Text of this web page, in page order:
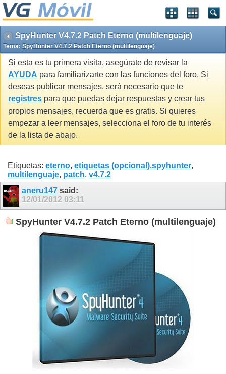
SpyHunter V4.7.2 Patch Eterno (multilenguaje)
Tema: SpyHunter V4.7.2 Patch Eterno (multilenguaje)
Si esta es tu primera visita, asegúrate de revisar la
AYUDA para familiarizarte con las funciones del foro. Si
deseas publicar mensajes, será necesario que te
registres para que puedas dejar respuestas y crear tus
propios mensajes, recuerda que es gratis. Si quieres
empezar a leer mensajes, selecciona el foro de tu interés
de la lista de abajo.
Etiquetas: eterno, etiquetas (opcional).spyhunter,
multilenguaje, patch, v4.7.2
aneru147 said:
12/01/2012 03:11
SpyHunter V4.7.2 Patch Eterno (multilenguaje)